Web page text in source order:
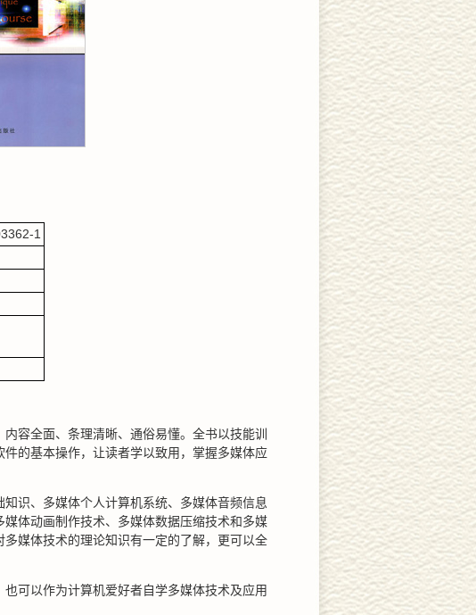
1
容全面、条理清晰、通俗易懂。全书以技能训
的基本操作，让读者学以致用，掌握多媒体应
识、多媒体个人计算机系统、多媒体音频信息
体动画制作技术、多媒体数据压缩技术和多媒
媒体技术的理论知识有一定的了解，更可以全
可以作为计算机爱好者自学多媒体技术及应用